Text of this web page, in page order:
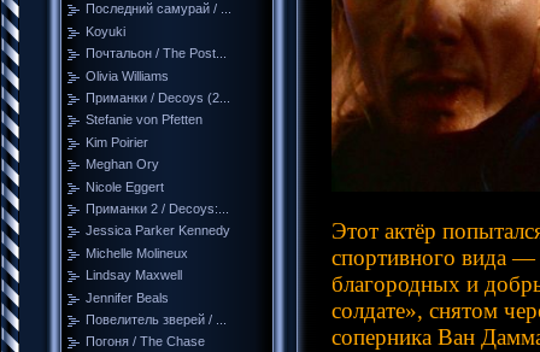
Последний самурай / ...
Koyuki
Почтальон / The Post...
Olivia Williams
Приманки / Decoys (2...
Stefanie von Pfetten
Kim Poirier
Meghan Ory
Nicole Eggert
Приманки 2 / Decoys:...
Jessica Parker Kennedy
Michelle Molineux
Lindsay Maxwell
Jennifer Beals
Повелитель зверей / ...
Погоня / The Chase
Этот актёр
спортивного вида
благородных и
солдате», снятом
соперника Ван